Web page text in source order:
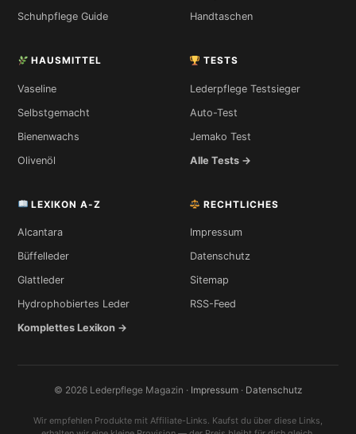
Schuhpflege Guide
Handtaschen
HAUSMITTEL
Vaseline
Selbstgemacht
Bienenwachs
Olivenöl
TESTS
Lederpflege Testsieger
Auto-Test
Jemako Test
Alle Tests →
LEXIKON A-Z
Alcantara
Büffelleder
Glattleder
Hydrophobiertes Leder
Komplettes Lexikon →
RECHTLICHES
Impressum
Datenschutz
Sitemap
RSS-Feed
© 2026 Lederpflege Magazin · Impressum · Datenschutz
Wir empfehlen Produkte mit Affiliate-Links. Kaufst du über diese Links,